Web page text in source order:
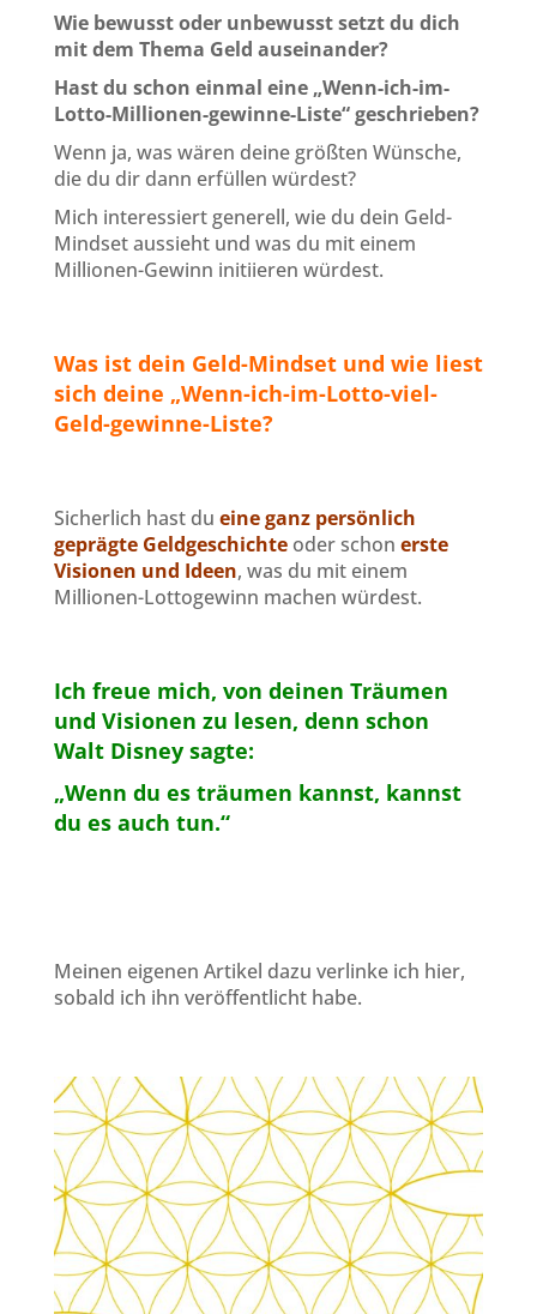
Wie bewusst oder unbewusst setzt du dich
mit dem Thema Geld auseinander?
Hast du schon einmal eine „Wenn-ich-im-
Lotto-Millionen-gewinne-Liste“ geschrieben?
Wenn ja, was wären deine größten Wünsche,
die du dir dann erfüllen würdest?
Mich interessiert generell, wie du dein Geld-
Mindset aussieht und was du mit einem
Millionen-Gewinn initiieren würdest.
Was ist dein Geld-Mindset und wie liest
sich deine „Wenn-ich-im-Lotto-viel-
Geld-gewinne-Liste?
Sicherlich hast du eine ganz persönlich
geprägte Geldgeschichteoder schon erste
Visionen und Ideen, was du mit einem
Millionen-Lottogewinn machen würdest.
Ich freue mich, von deinen Träumen
und Visionen zu lesen, denn schon
Walt Disney sagte:
„Wenn du es träumen kannst, kannst
du es auch tun.“
Meinen eigenen Artikel dazu verlinke ich hier,
sobald ich ihn veröffentlicht habe.